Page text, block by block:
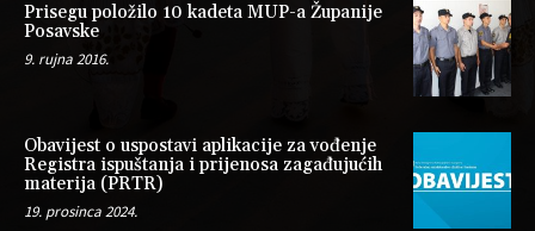
Prisegu položilo 10 kadeta MUP-a Županije
Posavske
9. rujna 2016.
Obavijest o uspostavi aplikacije za vođenje
Registra ispuštanja i prijenosa zagađujućih
materija (PRTR)
19. prosinca 2024.